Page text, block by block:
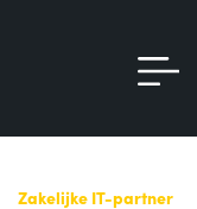
Zakelijke IT-partner